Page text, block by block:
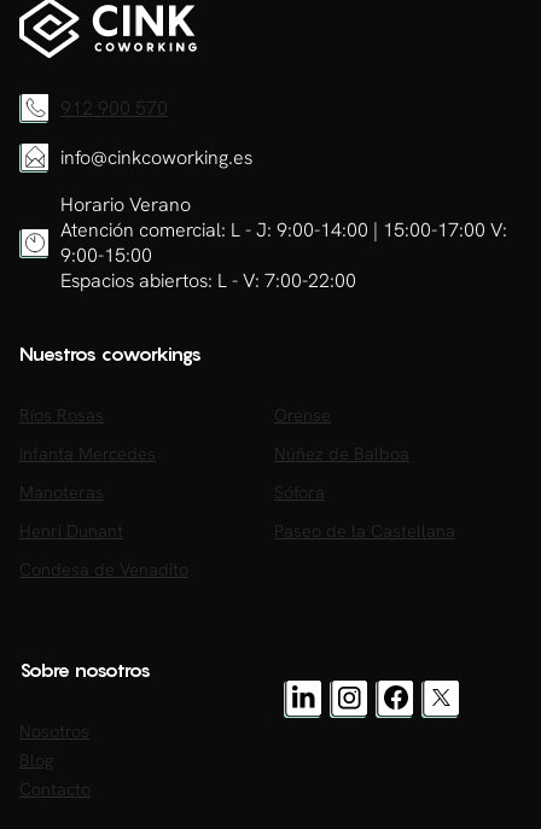
912 900 570
info@cinkcoworking.es
Horario Verano
Atención comercial: L - J: 9:00-14:00 | 15:00-17:00 V:
9:00-15:00
Espacios abiertos: L - V: 7:00-22:00
Nuestros coworkings
Ríos Rosas
Orense
Infanta Mercedes
Núñez de Balboa
Manoteras
Sófora
Henri Dunant
Paseo de la Castellana
Condesa de Venadito
Sobre nosotros
Nosotros
Blog
Contacto